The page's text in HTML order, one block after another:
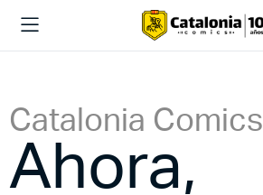
Catalonia Comics
Ahora,